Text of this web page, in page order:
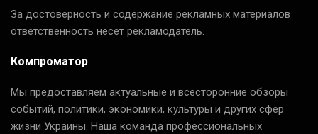
За достоверность и содержание рекламных материалов
ответственность несет рекламодатель.
Компроматор
Мы предоставляем актуальные и всесторонние обзоры
событий, политики, экономики, культуры и других сфер
жизни Украины. Наша команда профессиональных